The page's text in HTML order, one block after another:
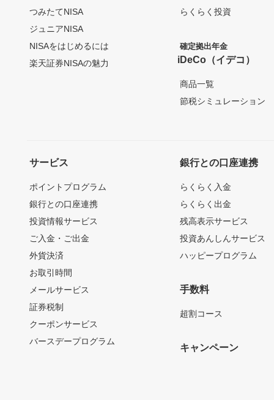
つみたてNISA
ジュニアNISA
NISAをはじめるには
楽天証券NISAの魅力
らくらく投資
確定拠出年金
iDeCo（イデコ）
商品一覧
節税シミュレーション
サービス
ポイントプログラム
銀行との口座連携
投資情報サービス
ご入金・ご出金
外貨決済
お取引時間
メールサービス
証券税制
クーポンサービス
バースデープログラム
銀行との口座連携
らくらく入金
らくらく出金
残高表示サービス
投資あんしんサービス
ハッピープログラム
手数料
超割コース
キャンペーン